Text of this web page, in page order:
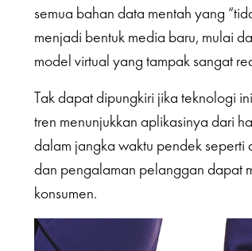
semua bahan data mentah yang
menjadi bentuk media baru, mulai
model virtual yang tampak sangat
Tak dapat dipungkiri jika teknologi
tren menunjukkan aplikasinya dari
dalam jangka waktu pendek
dan pengalaman pelanggan dapat
konsumen.